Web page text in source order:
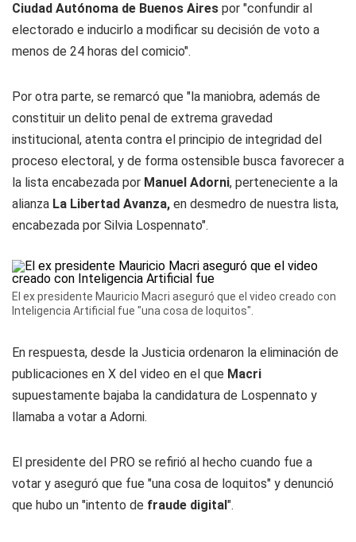
Ciudad Autónoma de Buenos Aires por "confundir al
electorado e inducirlo a modificar su decisión de voto a
menos de 24 horas del comicio".
Por otra parte, se remarcó que "la maniobra, además de
constituir un delito penal de extrema gravedad
institucional, atenta contra el principio de integridad del
proceso electoral, y de forma ostensible busca favorecer a
la lista encabezada por Manuel Adorni, perteneciente a la
alianza La Libertad Avanza, en desmedro de nuestra lista,
encabezada por Silvia Lospennato".
El ex presidente Mauricio Macri aseguró que el video creado con
Inteligencia Artificial fue "una cosa de loquitos".
En respuesta, desde la Justicia ordenaron la eliminación de
publicaciones en X del video en el que Macri
supuestamente bajaba la candidatura de Lospennato y
llamaba a votar a Adorni.
El presidente del PRO se refirió al hecho cuando fue a
votar y aseguró que fue "una cosa de loquitos" y denunció
que hubo un "intento de fraude digital".